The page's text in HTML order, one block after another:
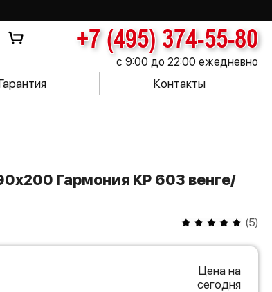
+7 (495) 374-55-80
с 9:00 до 22:00 ежедневно
Контакты
(5)
Цена на
сегодня